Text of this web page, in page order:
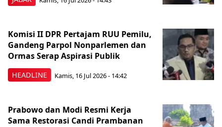
HEADLINE
Komisi II DPR Pertajam RUU Pemilu,
Gandeng Parpol Nonparlemen dan
Ormas Serap Aspirasi Publik
Kamis, 16 Jul 2026 - 14:42
Prabowo dan Modi Resmi Kerja
Sama Restorasi Candi Prambanan